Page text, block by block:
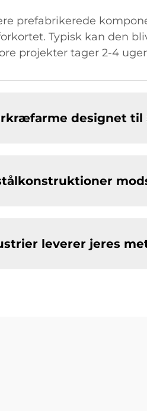
prefabrikerede
Typisk kan den
projekter tager 2-4
designet til
leverer jeres